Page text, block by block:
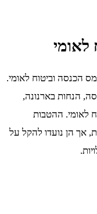
לאומי
הכנסה וביטוח לאומי.
הנחות בארנונה,
לאומי. ההטבות
אך הן נועדו להקל על